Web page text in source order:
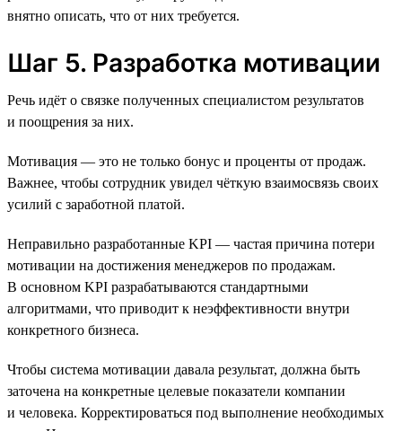
внятно описать, что от них требуется.
Шаг 5. Разработка мотивации
Речь идёт о связке полученных специалистом результатов
и поощрения за них.
Мотивация — это не только бонус и проценты от продаж.
Важнее, чтобы сотрудник увидел чёткую взаимосвязь своих
усилий с заработной платой.
Неправильно разработанные KPI — частая причина потери
мотивации на достижения менеджеров по продажам.
В основном KPI разрабатываются стандартными
алгоритмами, что приводит к неэффективности внутри
конкретного бизнеса.
Чтобы система мотивации давала результат, должна быть
заточена на конкретные целевые показатели компании
и человека. Корректироваться под выполнение необходимых